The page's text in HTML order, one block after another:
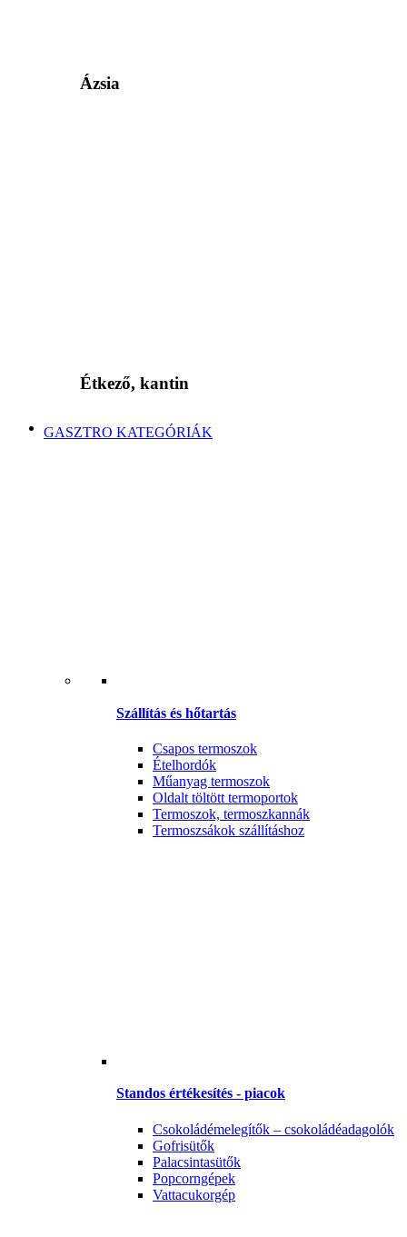
Ázsia
Étkező, kantin
GASZTRO KATEGÓRIÁK
Szállítás és hőtartás
Csapos termoszok
Ételhordók
Műanyag termoszok
Oldalt töltött termoportok
Termoszok, termoszkannák
Termoszsákok szállításhoz
Standos értékesítés - piacok
Csokoládémelegítők – csokoládéadagolók
Gofrisütők
Palacsintasütők
Popcorngépek
Vattacukorgép